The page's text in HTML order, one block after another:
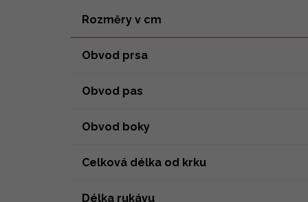
Rozměry v cm
Obvod prsa
Obvod pas
Obvod boky
Celková délka od krku
Délka rukávu